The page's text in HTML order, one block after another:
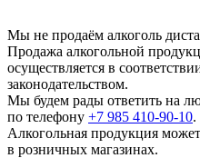
Мы не продаём алкоголь
Продажа алкогольной
осуществляется в
законодательством.
Мы будем рады ответить на
по телефону +7 985 410-90-10.
Алкогольная продукция
в розничных магазинах.